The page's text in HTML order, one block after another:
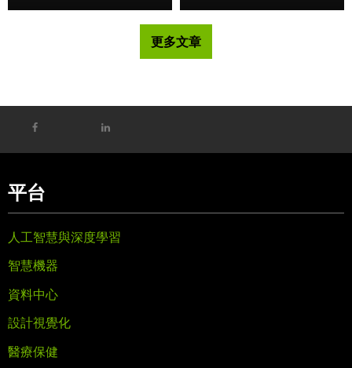
更多文章
平台
人工智慧與深度學習
智慧機器
資料中心
設計視覺化
醫療保健